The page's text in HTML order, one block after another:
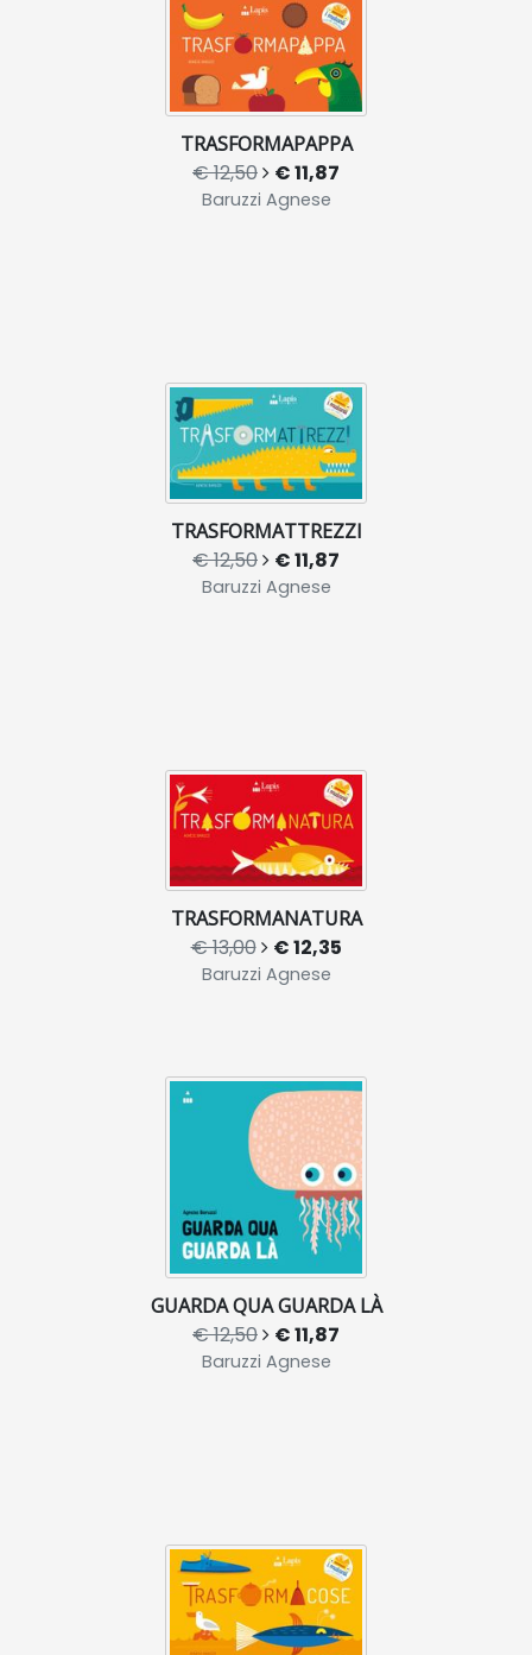
TRASFORMAPAPPA
€ 12,50 € 11,87
Baruzzi Agnese
TRASFORMATTREZZI
€ 12,50 € 11,87
Baruzzi Agnese
TRASFORMANATURA
€ 13,00 € 12,35
Baruzzi Agnese
GUARDA QUA GUARDA LÀ
€ 12,50 € 11,87
Baruzzi Agnese